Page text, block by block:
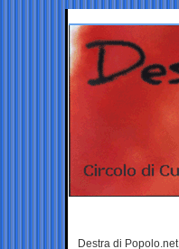
Destra di Popolo.net